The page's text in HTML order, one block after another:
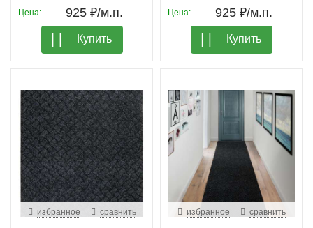
Цена: 925 ₽/м.п.
Купить
Цена: 925 ₽/м.п.
Купить
избранное сравнить избранное сравнить